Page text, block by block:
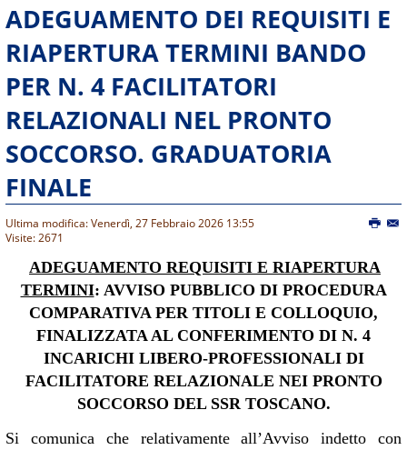
ADEGUAMENTO DEI REQUISITI E
RIAPERTURA TERMINI BANDO
PER N. 4 FACILITATORI
RELAZIONALI NEL PRONTO
SOCCORSO. GRADUATORIA
FINALE
Ultima modifica: Venerdì, 27 Febbraio 2026 13:55
Visite: 2671
ADEGUAMENTO REQUISITI E RIAPERTURA
TERMINI: AVVISO PUBBLICO DI PROCEDURA
COMPARATIVA PER TITOLI E COLLOQUIO,
FINALIZZATA AL CONFERIMENTO DI N. 4
INCARICHI LIBERO-PROFESSIONALI DI
FACILITATORE RELAZIONALE NEI PRONTO
SOCCORSO DEL SSR TOSCANO.
Si comunica che relativamente all’Avviso indetto con